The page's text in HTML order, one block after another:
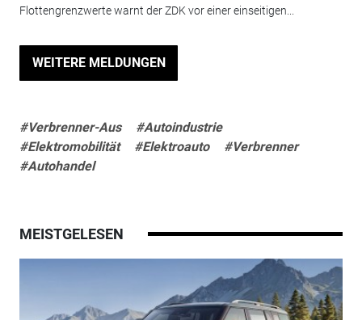
Flottengrenzwerte warnt der ZDK vor einer einseitigen...
WEITERE MELDUNGEN
#Verbrenner-Aus
#Autoindustrie
#Elektromobilität
#Elektroauto
#Verbrenner
#Autohandel
MEISTGELESEN